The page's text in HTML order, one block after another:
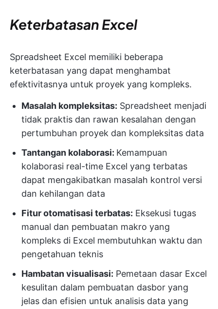
Keterbatasan Excel
Spreadsheet Excel memiliki beberapa
keterbatasan yang dapat menghambat
efektivitasnya untuk proyek yang kompleks.
Masalah kompleksitas: Spreadsheet menjadi
tidak praktis dan rawan kesalahan dengan
pertumbuhan proyek dan kompleksitas data
Tantangan kolaborasi: Kemampuan
kolaborasi real-time Excel yang terbatas
dapat mengakibatkan masalah kontrol versi
dan kehilangan data
Fitur otomatisasi terbatas: Eksekusi tugas
manual dan pembuatan makro yang
kompleks di Excel membutuhkan waktu dan
pengetahuan teknis
Hambatan visualisasi: Pemetaan dasar Excel
kesulitan dalam pembuatan dasbor yang
jelas dan efisien untuk analisis data yang